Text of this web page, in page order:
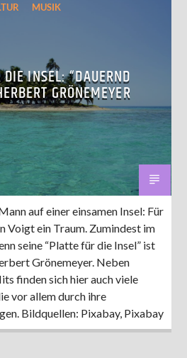
MAGNET
90,9 MHz Steinfurt103,9 MHz
MUSIK
DIE INSEL: “DAUERND
GRÖNEMEYER
auf einer einsamen Insel: Für
Voigt ein Traum. Zumindest im
seine “Platte für die Insel” ist
Grönemeyer. Neben
finden sich hier auch viele
vor allem durch ihre
Bildquellen: Pixabay, Pixabay